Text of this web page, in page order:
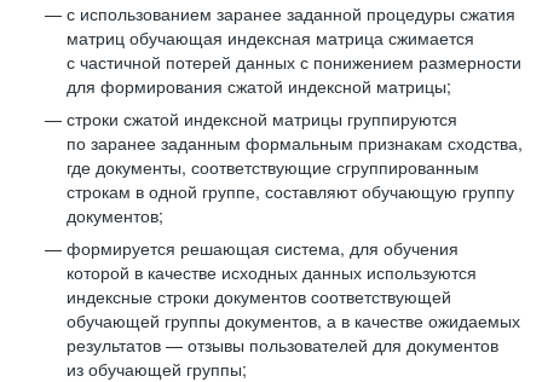
с использованием заранее заданной процедуры сжатия
матриц обучающая индексная матрица сжимается
с частичной потерей данных с понижением размерности
для формирования сжатой индексной матрицы;
строки сжатой индексной матрицы группируются
по заранее заданным формальным признакам сходства,
где документы, соответствующие сгруппированным
строкам в одной группе, составляют обучающую группу
документов;
формируется решающая система, для обучения
которой в качестве исходных данных используются
индексные строки документов соответствующей
обучающей группы документов, а в качестве ожидаемых
результатов — отзывы пользователей для документов
из обучающей группы;